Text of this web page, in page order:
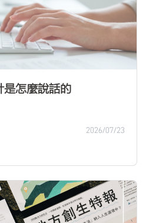
是怎麼說話的
2026/07/23